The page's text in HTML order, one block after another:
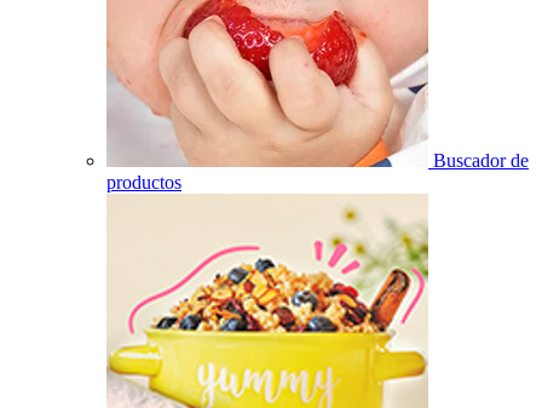
Buscador de
productos